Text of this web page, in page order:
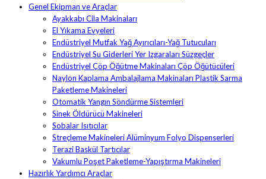
Genel Ekipman ve Araçlar
Ayakkabı Cila Makinaları
El Yıkama Evyeleri
Endüstriyel Mutfak Yağ Ayırıcıları-Yağ Tutucuları
Endüstriyel Su Giderleri Yer Izgaraları Süzgeçler
Endüstriyel Çöp Öğütme Makinaları Çöp Öğütücüleri
Naylon Kaplama Ambalajlama Makinaları Plastik Sarma
Paketleme Makineleri
Otomatik Yangın Söndürme Sistemleri
Sinek Öldürücü Makineleri
Sobalar Isıtıcılar
Streçleme Makineleri Alüminyum Folyo Dispenserleri
Terazi Baskül Tartıcılar
Vakumlu Poşet Paketleme-Yapıştırma Makineleri
Hazırlık Yardımcı Araçlar